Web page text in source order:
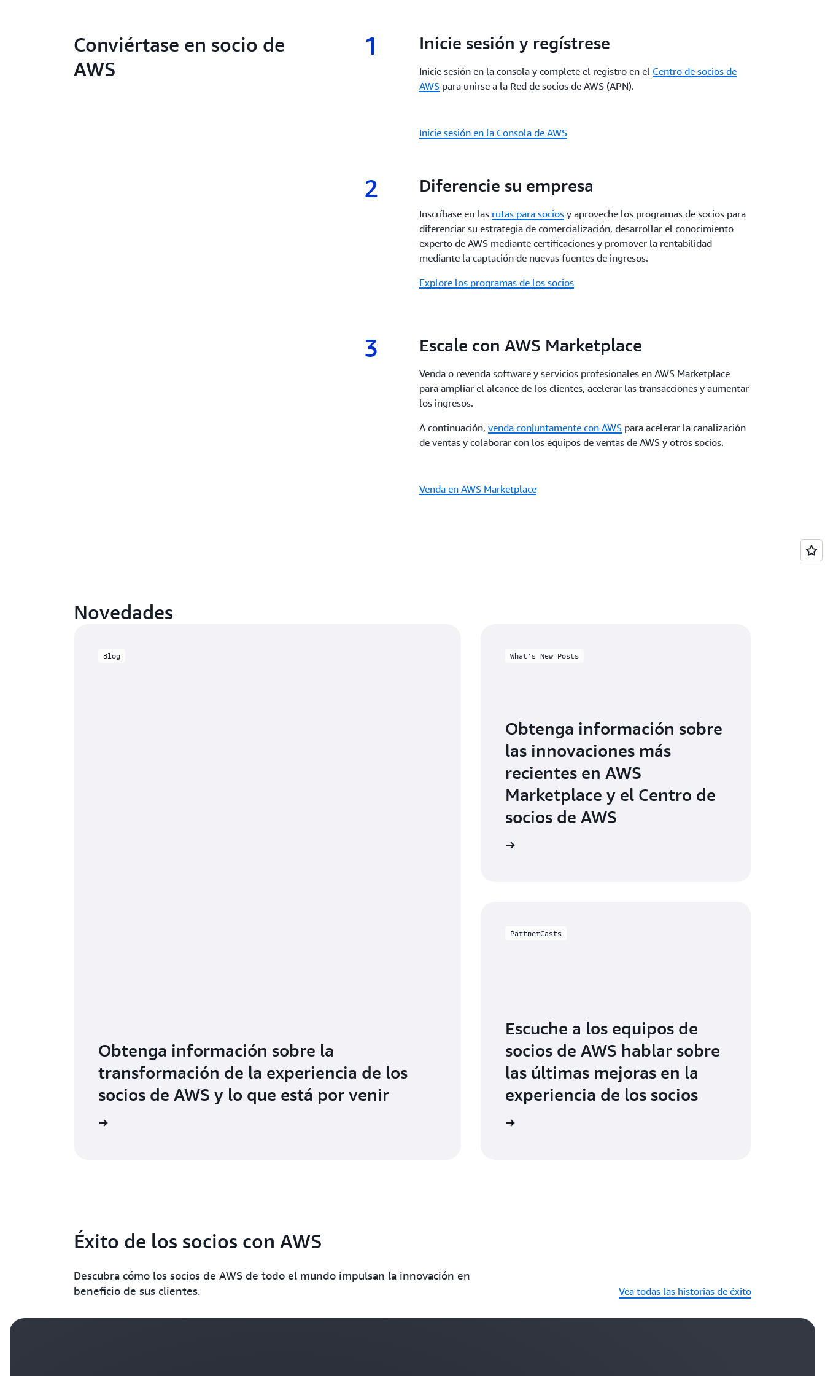
socios crear, comercializar y escalar sus ofertas y, al mismo tiempo,
llegar a una base de clientes global.
comercialización, aumentar la visibilidad, optimizar la venta conjunta y
Conviértase en socio de
AWS
1 1.
Inicie sesión y regístrese
Inicie sesión en la consola y complete el registro en el Centro de socios de
AWS para unirse a la Red de socios de AWS (APN).
Inicie sesión en la Consola de AWS
2 2.
Diferencie su empresa
Inscríbase en las rutas para socios y aproveche los programas de socios para
diferenciar su estrategia de comercialización, desarrollar el conocimiento
experto de AWS mediante certificaciones y promover la rentabilidad
mediante la captación de nuevas fuentes de ingresos.
Explore los programas de los socios
3 3.
Escale con AWS Marketplace
Venda o revenda software y servicios profesionales en AWS Marketplace
para ampliar el alcance de los clientes, acelerar las transacciones y aumentar
los ingresos.
A continuación,venda conjuntamente con AWS para acelerar la canalización
de ventas y colaborar con los equipos de ventas de AWS y otros socios.
Venda en AWS Marketplace
Novedades
Blog
Obtenga información sobre la
transformación de la experiencia de los
socios de AWS y lo que está por venir
What's New Posts
Obtenga información sobre
las innovaciones más
recientes en AWS
Marketplace y el Centro de
socios de AWS
PartnerCasts
Escuche a los equipos de
socios de AWS hablar sobre
las últimas mejoras en la
experiencia de los socios
Éxito de los socios con AWS
Descubra cómo los socios de AWS de todo el mundo impulsan la innovación en
beneficio de sus clientes.
Vea todas las historias de éxito